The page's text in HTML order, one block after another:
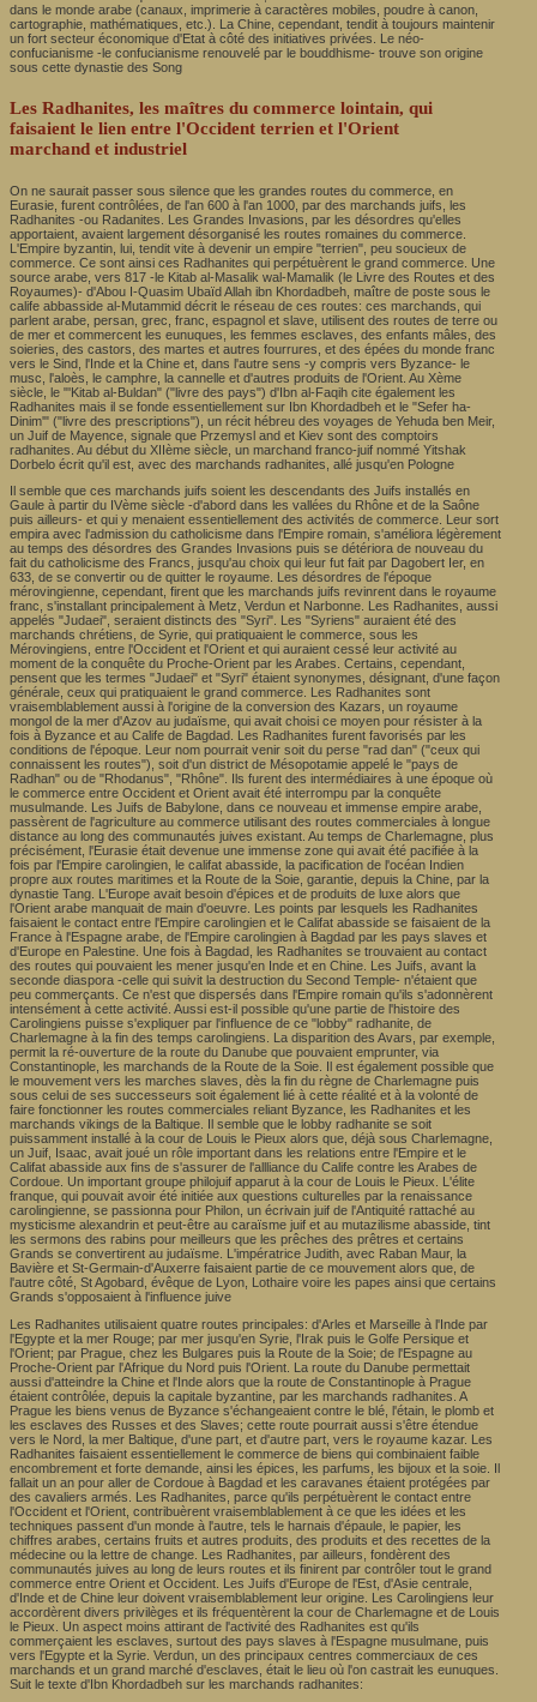
dans le monde arabe (canaux, imprimerie à caractères mobiles, poudre à canon,
cartographie, mathématiques, etc.). La Chine, cependant, tendit à toujours maintenir
un fort secteur économique d'Etat à côté des initiatives privées. Le néo-
confucianisme -le confucianisme renouvelé par le bouddhisme- trouve son origine
sous cette dynastie des Song
Les Radhanites, les maîtres du commerce lointain, qui
faisaient le lien entre l'Occident terrien et l'Orient
marchand et industriel
On ne saurait passer sous silence que les grandes routes du commerce, en
Eurasie, furent contrôlées, de l'an 600 à l'an 1000, par des marchands juifs, les
Radhanites -ou Radanites. Les Grandes Invasions, par les désordres qu'elles
apportaient, avaient largement désorganisé les routes romaines du commerce.
L'Empire byzantin, lui, tendit vite à devenir un empire "terrien", peu soucieux de
commerce. Ce sont ainsi ces Radhanites qui perpétuèrent le grand commerce. Une
source arabe, vers 817 -le Kitab al-Masalik wal-Mamalik (le Livre des Routes et des
Royaumes)- d'Abou I-Quasim Ubaïd Allah ibn Khordadbeh, maître de poste sous le
calife abbasside al-Mutammid décrit le réseau de ces routes: ces marchands, qui
parlent arabe, persan, grec, franc, espagnol et slave, utilisent des routes de terre ou
de mer et commercent les eunuques, les femmes esclaves, des enfants mâles, des
soieries, des castors, des martes et autres fourrures, et des épées du monde franc
vers le Sind, l'Inde et la Chine et, dans l'autre sens -y compris vers Byzance- le
musc, l'aloès, le camphre, la cannelle et d'autres produits de l'Orient. Au Xème
siècle, le "'Kitab al-Buldan" ("livre des pays") d'Ibn al-Faqih cite également les
Radhanites mais il se fonde essentiellement sur Ibn Khordadbeh et le "Sefer ha-
Dinim'" ("livre des prescriptions"), un récit hébreu des voyages de Yehuda ben Meir,
un Juif de Mayence, signale que Przemysl and et Kiev sont des comptoirs
radhanites. Au début du XIIème siècle, un marchand franco-juif nommé Yitshak
Dorbelo écrit qu'il est, avec des marchands radhanites, allé jusqu'en Pologne
Il semble que ces marchands juifs soient les descendants des Juifs installés en
Gaule à partir du IVème siècle -d'abord dans les vallées du Rhône et de la Saône
puis ailleurs- et qui y menaient essentiellement des activités de commerce. Leur sort
empira avec l'admission du catholicisme dans l'Empire romain, s'améliora légèrement
au temps des désordres des Grandes Invasions puis se détériora de nouveau du
fait du catholicisme des Francs, jusqu'au choix qui leur fut fait par Dagobert Ier, en
633, de se convertir ou de quitter le royaume. Les désordres de l'époque
mérovingienne, cependant, firent que les marchands juifs revinrent dans le royaume
franc, s'installant principalement à Metz, Verdun et Narbonne. Les Radhanites, aussi
appelés "Judaei", seraient distincts des "Syri". Les "Syriens" auraient été des
marchands chrétiens, de Syrie, qui pratiquaient le commerce, sous les
Mérovingiens, entre l'Occident et l'Orient et qui auraient cessé leur activité au
moment de la conquête du Proche-Orient par les Arabes. Certains, cependant,
pensent que les termes "Judaei" et "Syri" étaient synonymes, désignant, d'une façon
générale, ceux qui pratiquaient le grand commerce. Les Radhanites sont
vraisemblablement aussi à l'origine de la conversion des Kazars, un royaume
mongol de la mer d'Azov au judaïsme, qui avait choisi ce moyen pour résister à la
fois à Byzance et au Calife de Bagdad. Les Radhanites furent favorisés par les
conditions de l'époque. Leur nom pourrait venir soit du perse "rad dan" ("ceux qui
connaissent les routes"), soit d'un district de Mésopotamie appelé le "pays de
Radhan" ou de "Rhodanus", "Rhône". Ils furent des intermédiaires à une époque où
le commerce entre Occident et Orient avait été interrompu par la conquête
musulmande. Les Juifs de Babylone, dans ce nouveau et immense empire arabe,
passèrent de l'agriculture au commerce utilisant des routes commerciales à longue
distance au long des communautés juives existant. Au temps de Charlemagne, plus
précisément, l'Eurasie était devenue une immense zone qui avait été pacifiée à la
fois par l'Empire carolingien, le califat abasside, la pacification de l'océan Indien
propre aux routes maritimes et la Route de la Soie, garantie, depuis la Chine, par la
dynastie Tang. L'Europe avait besoin d'épices et de produits de luxe alors que
l'Orient arabe manquait de main d'oeuvre. Les points par lesquels les Radhanites
faisaient le contact entre l'Empire carolingien et le Califat abasside se faisaient de la
France à l'Espagne arabe, de l'Empire carolingien à Bagdad par les pays slaves et
d'Europe en Palestine. Une fois à Bagdad, les Radhanites se trouvaient au contact
des routes qui pouvaient les mener jusqu'en Inde et en Chine. Les Juifs, avant la
seconde diaspora -celle qui suivit la destruction du Second Temple- n'étaient que
peu commerçants. Ce n'est que dispersés dans l'Empire romain qu'ils s'adonnèrent
intensément à cette activité. Aussi est-il possible qu'une partie de l'histoire des
Carolingiens puisse s'expliquer par l'influence de ce "lobby" radhanite, de
Charlemagne à la fin des temps carolingiens. La disparition des Avars, par exemple,
permit la ré-ouverture de la route du Danube que pouvaient emprunter, via
Constantinople, les marchands de la Route de la Soie. Il est également possible que
le mouvement vers les marches slaves, dès la fin du règne de Charlemagne puis
sous celui de ses successeurs soit également lié à cette réalité et à la volonté de
faire fonctionner les routes commerciales reliant Byzance, les Radhanites et les
marchands vikings de la Baltique. Il semble que le lobby radhanite se soit
puissamment installé à la cour de Louis le Pieux alors que, déjà sous Charlemagne,
un Juif, Isaac, avait joué un rôle important dans les relations entre l'Empire et le
Califat abasside aux fins de s'assurer de l'allliance du Calife contre les Arabes de
Cordoue. Un important groupe philojuif apparut à la cour de Louis le Pieux. L'élite
franque, qui pouvait avoir été initiée aux questions culturelles par la renaissance
carolingienne, se passionna pour Philon, un écrivain juif de l'Antiquité rattaché au
mysticisme alexandrin et peut-être au caraïsme juif et au mutazilisme abasside, tint
les sermons des rabins pour meilleurs que les prêches des prêtres et certains
Grands se convertirent au judaïsme. L'impératrice Judith, avec Raban Maur, la
Bavière et St-Germain-d'Auxerre faisaient partie de ce mouvement alors que, de
l'autre côté, St Agobard, évêque de Lyon, Lothaire voire les papes ainsi que certains
Grands s'opposaient à l'influence juive
Les Radhanites utilisaient quatre routes principales: d'Arles et Marseille à l'Inde par
l'Egypte et la mer Rouge; par mer jusqu'en Syrie, l'Irak puis le Golfe Persique et
l'Orient; par Prague, chez les Bulgares puis la Route de la Soie; de l'Espagne au
Proche-Orient par l'Afrique du Nord puis l'Orient. La route du Danube permettait
aussi d'atteindre la Chine et l'Inde alors que la route de Constantinople à Prague
étaient contrôlée, depuis la capitale byzantine, par les marchands radhanites. A
Prague les biens venus de Byzance s'échangeaient contre le blé, l'étain, le plomb et
les esclaves des Russes et des Slaves; cette route pourrait aussi s'être étendue
vers le Nord, la mer Baltique, d'une part, et d'autre part, vers le royaume kazar. Les
Radhanites faisaient essentiellement le commerce de biens qui combinaient faible
encombrement et forte demande, ainsi les épices, les parfums, les bijoux et la soie. Il
fallait un an pour aller de Cordoue à Bagdad et les caravanes étaient protégées par
des cavaliers armés. Les Radhanites, parce qu'ils perpétuèrent le contact entre
l'Occident et l'Orient, contribuèrent vraisemblablement à ce que les idées et les
techniques passent d'un monde à l'autre, tels le harnais d'épaule, le papier, les
chiffres arabes, certains fruits et autres produits, des produits et des recettes de la
médecine ou la lettre de change. Les Radhanites, par ailleurs, fondèrent des
communautés juives au long de leurs routes et ils finirent par contrôler tout le grand
commerce entre Orient et Occident. Les Juifs d'Europe de l'Est, d'Asie centrale,
d'Inde et de Chine leur doivent vraisemblablement leur origine. Les Carolingiens leur
accordèrent divers privilèges et ils fréquentèrent la cour de Charlemagne et de Louis
le Pieux. Un aspect moins attirant de l'activité des Radhanites est qu'ils
commerçaient les esclaves, surtout des pays slaves à l'Espagne musulmane, puis
vers l'Egypte et la Syrie. Verdun, un des principaux centres commerciaux de ces
marchands et un grand marché d'esclaves, était le lieu où l'on castrait les eunuques.
Suit le texte d'Ibn Khordadbeh sur les marchands radhanites: